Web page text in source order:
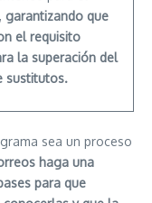
garantizando que
el requisito
la superación del
sustitutos.
sea un proceso
haga una
para que